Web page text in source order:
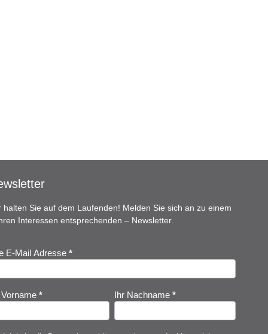
halten Sie auf dem Laufenden! Melden Sie sich an zu einem
Interessen entsprechenden – Newsletter.
E-Mail Adresse *
* Ihr Nachname*